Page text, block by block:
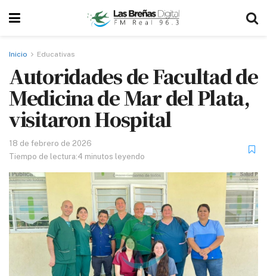
Inicio Educativas
Autoridades de Facultad de
Medicina de Mar del Plata,
visitaron Hospital
18 de febrero de 2026
Tiempo de lectura:4 minutos leyendo